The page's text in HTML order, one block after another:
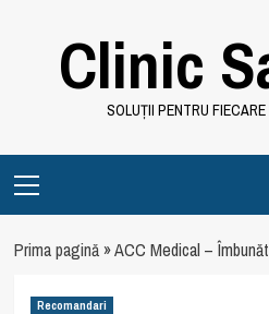
Clinic
SOLUȚII PENTRU
Menu
Prima pagină»ACC Medical –
Recomandari